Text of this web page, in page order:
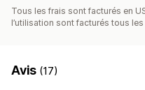
Tous les frais sont facturés en
l’utilisation sont facturés tous
Avis (17)